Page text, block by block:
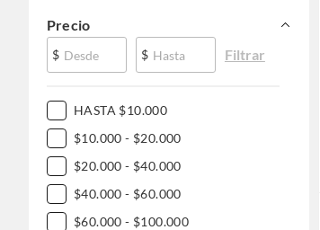
Precio
$ $ Filtrar
HASTA $10.000
$10.000 - $20.000
$20.000 - $40.000
$40.000 - $60.000
$60.000 - $100.000